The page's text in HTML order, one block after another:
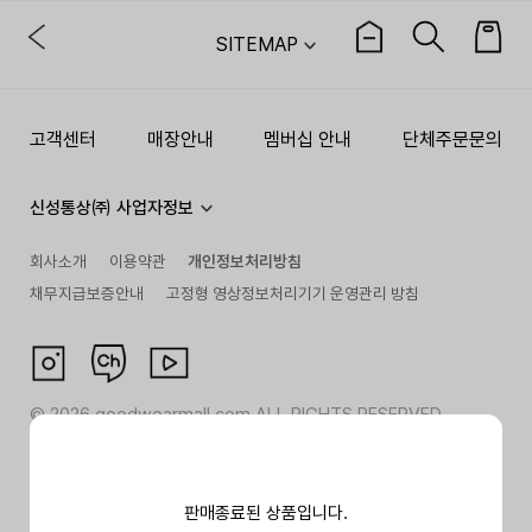
판매종료된 상품입니다.
SITEMAP
고객센터 매장안내 멤버십 안내 단체주문문의
신성통상㈜ 사업자정보
회사소개 이용약관
개인정보처리방침
채무지급보증안내
고정형 영상정보처리기기 운영관리 방침
©2026goodwearmall.com ALL RIGHTS RESERVED